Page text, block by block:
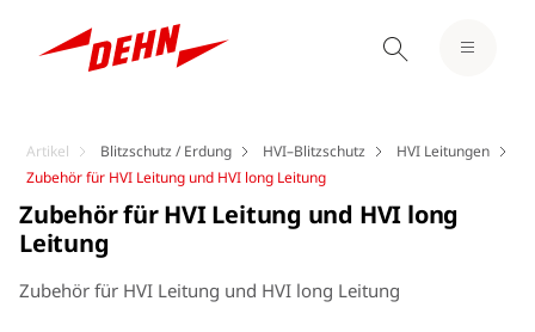
Artikel Blitzschutz / Erdung HVI–Blitzschutz
HVI Leitungen
Zubehör für HVI Leitung und HVI long Leitung
Zubehör für HVI Leitung und HVI long
Leitung
Zubehör für HVI Leitung und HVI long Leitung